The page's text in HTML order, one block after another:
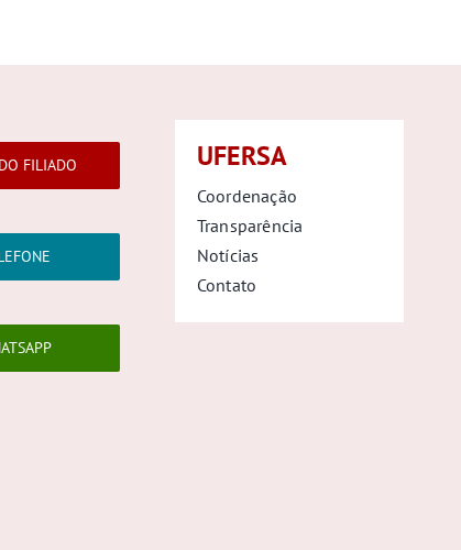
FILIADO UFERSA
Coordenação
Transparência
Notícias
Contato